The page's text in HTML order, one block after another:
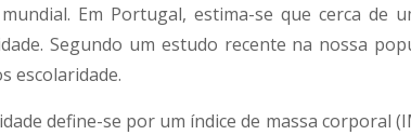
Em Portugal, estima-se que cerca
Segundo um estudo recente na nossa
escolaridade.
define-se por um índice de massa corporal